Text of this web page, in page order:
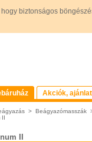
biztonságos
Akciók,
> Beágyazómasszák
II
II